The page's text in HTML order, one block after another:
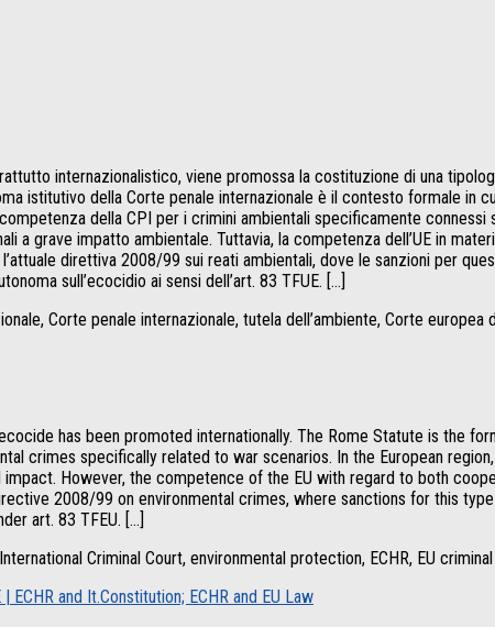
internazionalistico, viene promossa la costituzione di una
istitutivo della Corte penale internazionale è il contesto formale
della CPI per i crimini ambientali specificamente connessi
a grave impatto ambientale. Tuttavia, la competenza dell’UE in
direttiva 2008/99 sui reati ambientali, dove le sanzioni per
sull’ecocidio ai sensi dell’art. 83 TFUE. […]
Corte penale internazionale, tutela dell’ambiente, Corte
has been promoted internationally. The Rome Statute is the
crimes specifically related to war scenarios. In the European
However, the competence of the EU with regard to both
2008/99 on environmental crimes, where sanctions for this
art. 83 TFEU. […]
Criminal Court, environmental protection, ECHR, EU
ECHR and It.Constitution; ECHR and EU Law